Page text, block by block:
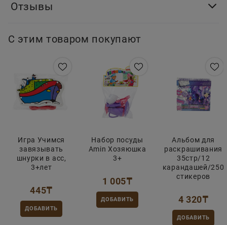
Отзывы
С этим товаром покупают
Игра Учимся
завязывать
шнурки в асс,
3+лет
445₸
ДОБАВИТЬ
Набор посуды
Amin Хозяюшка
3+
1 005₸
ДОБАВИТЬ
Альбом для
раскрашивания
35стр/12
карандашей/250
стикеров
4 320₸
ДОБАВИТЬ